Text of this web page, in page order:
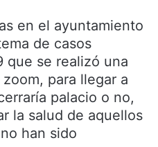
en el ayuntamiento
de casos
que se realizó una
para llegar a
palacio o no,
la salud de aquellos
han sido